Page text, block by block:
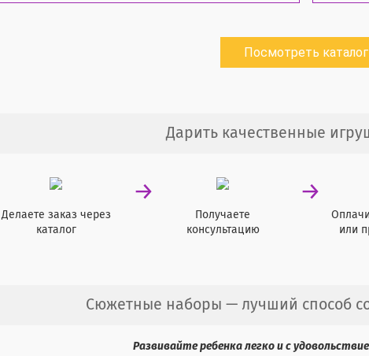
Посмотреть каталог
Дарить качественные
Делаете заказ через
каталог
→
Получаете
консультацию
→
или
Сюжетные наборы — лучший способ
Развивайте ребенка легко и с